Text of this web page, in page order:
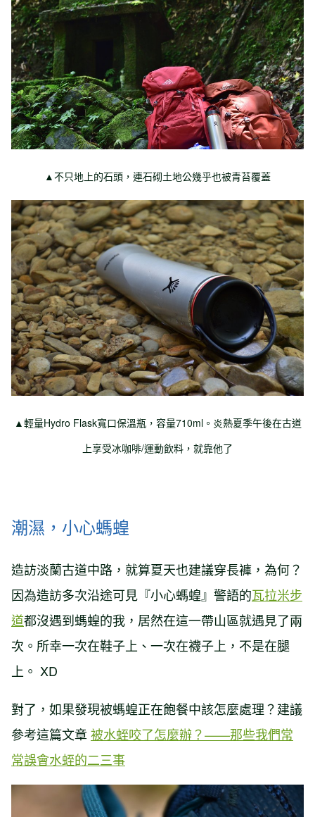
▲不只地上的石頭，連石砌土地公幾乎也被青苔覆蓋
▲輕量Hydro Flask寬口保溫瓶，容量710ml。炎熱夏季午後在古道
上享受冰咖啡/運動飲料，就靠他了
潮濕，小心螞蝗
造訪淡蘭古道中路，就算夏天也建議穿長褲，為何？
因為造訪多次沿途可見『小心螞蝗』警語的瓦拉米步
道都沒遇到螞蝗的我，居然在這一帶山區就遇見了兩
次。所幸一次在鞋子上、一次在襪子上，不是在腿
上。 XD
對了，如果發現被螞蝗正在飽餐中該怎麼處理？建議
參考這篇文章被水蛭咬了怎麼辦？——那些我們常
常誤會水蛭的二三事